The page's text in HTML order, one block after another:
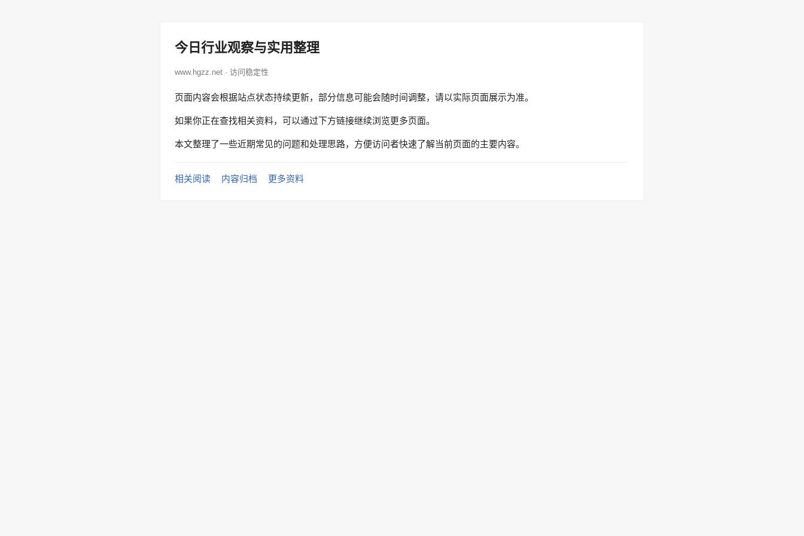
今日行业观察与实用整理
www.hgzz.net · 访问稳定性
页面内容会根据站点状态持续更新，部分信息可能会随时间调整，请以实际页面展示为准。
如果你正在查找相关资料，可以通过下方链接继续浏览更多页面。
本文整理了一些近期常见的问题和处理思路，方便访问者快速了解当前页面的主要内容。
相关阅读 内容归档 更多资料